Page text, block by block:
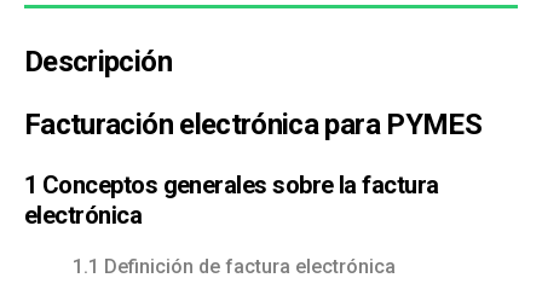
Descripción
Facturación electrónica para PYMES
1 Conceptos generales sobre la factura
electrónica
1.1 Definición de factura electrónica